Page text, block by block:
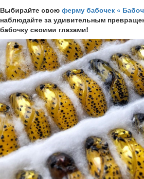
Выбирайте свою ферму бабочек «
наблюдайте за удивительным
бабочку своими глазами!